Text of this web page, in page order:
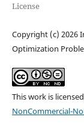
License
Copyright (c) 2026
Optimization
This work is
NonCommercial-